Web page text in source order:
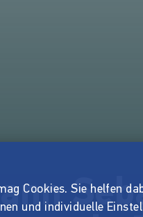
Cookies. Sie helfen
und individuelle